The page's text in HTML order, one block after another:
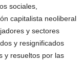
sociales,
capitalista neoliberal
y sectores
y resignificados
y resueltos por las